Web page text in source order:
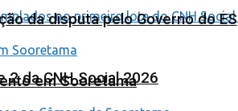
da CNH Social 2026
da disputa pelo Governo do ES
em Sooretama